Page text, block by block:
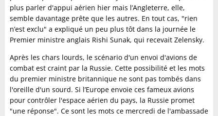
plus parler d'appui aérien hier mais l’Angleterre, elle,
semble davantage prête que les autres. En tout cas, "rien
n’est exclu" a expliqué un peu plus tôt dans la journée le
Premier ministre anglais Rishi Sunak, qui recevait Zelensky.
Après les chars lourds, le scénario d'un envoi d'avions de
combat est craint par la Russie. Cette possibilité et les mots
du premier ministre britannique ne sont pas tombés dans
l'oreille d'un sourd. Si l’Europe envoie ces fameux avions
pour contrôler l'espace aérien du pays, la Russie promet
"une réponse". Ce sont les mots ce mercredi de l'ambassade